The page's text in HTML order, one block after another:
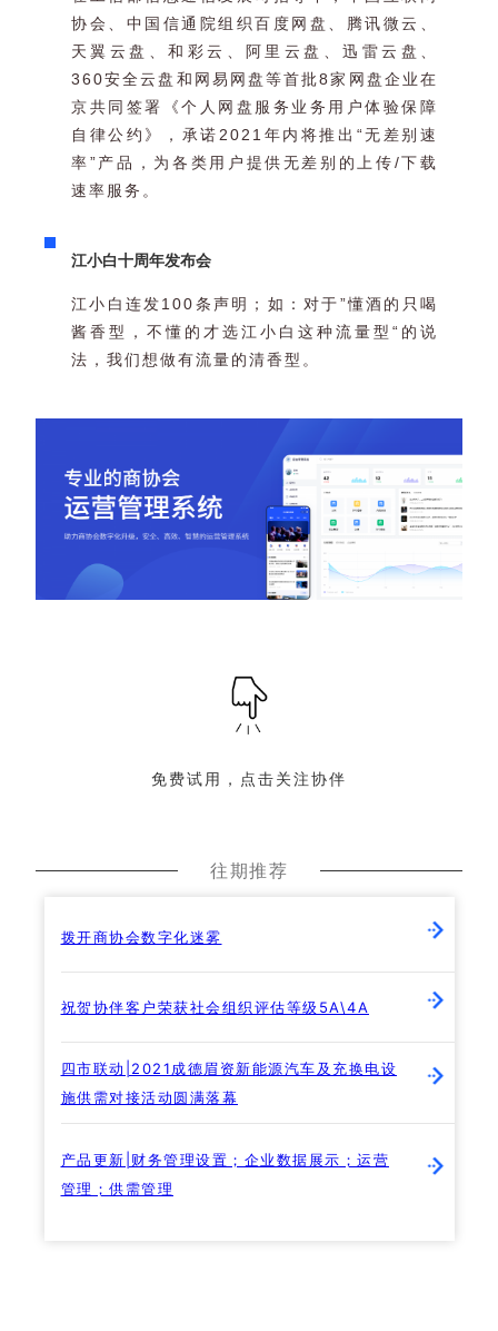
协会、中国信通院组织百度网盘、腾讯微云、
天翼云盘、和彩云、阿里云盘、迅雷云盘、
360安全云盘和网易网盘等首批8家网盘企业在
京共同签署《个人网盘服务业务用户体验保障
自律公约》，承诺2021年内将推出“无差别速
率”产品，为各类用户提供无差别的上传/下载
速率服务。
江小白十周年发布会
江小白连发100条声明；如：对于”懂酒的只喝
酱香型，不懂的才选江小白这种流量型“的说
法，我们想做有流量的清香型。
免费试用，点击关注协伴
往期推荐
拨开商协会数字化迷雾
祝贺协伴客户荣获社会组织评估等级5A\4A
四市联动|2021成德眉资新能源汽车及充换电设
施供需对接活动圆满落幕
产品更新|财务管理设置；企业数据展示；运营
管理；供需管理